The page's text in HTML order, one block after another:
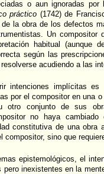
o aun ignoradas
práctico (1742) de
la obra de los defectos
Un compositor
habitual (aunque
según las
acudiendo a las
intenciones implícitas es
por el compositor en una
otro conjunto de sus
no haya
constitutiva de una obra
compositor, sino que
epistemológicos, el
pero inexistentes en la